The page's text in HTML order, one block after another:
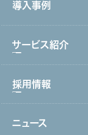
事業戦略・事業領域
会社情報・主要取
グループ会社
導入事例
サービス紹介
サービストップ
製造・工場
採用情報
採用情報トップ
ニュース